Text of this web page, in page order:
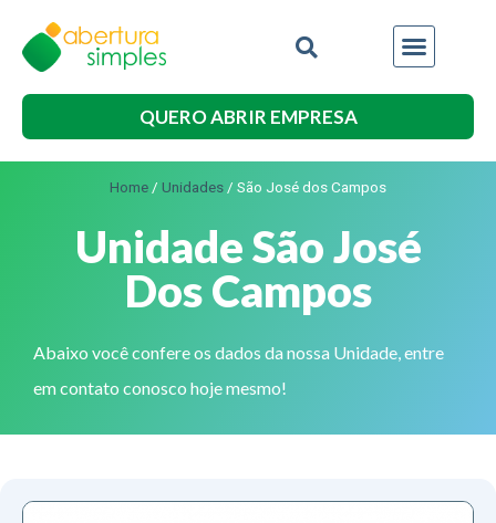
QUERO ABRIR EMPRESA
Home / Unidades / São José dos Campos
Unidade São José
Dos Campos
Abaixo você confere os dados da nossa Unidade, entre
em contato conosco hoje mesmo!